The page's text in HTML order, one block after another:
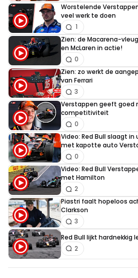
melden met een
INLOGGEN
Worstelende
veel werk te doen
1
Zien: de Macarena-
en McLaren in actie!
0
Zien: zo werkt de
van Ferrari
3
Verstappen geeft goed
competitiviteit
0
Video: Red Bull slaagt
met kapotte auto
0
Video: Red Bull
met Hamilton
2
Piastri faalt hopeloos
Clarkson
3
Red Bull lijkt hardnekkig
2